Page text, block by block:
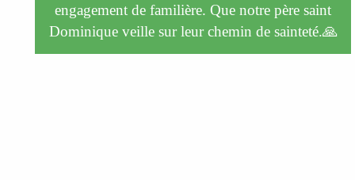
engagement de familière. Que notre père saint
Dominique veille sur leur chemin de sainteté.🙏